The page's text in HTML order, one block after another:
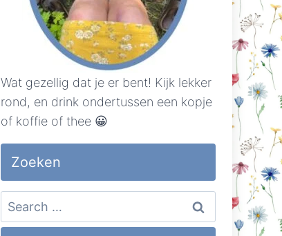
Wat gezellig dat je er bent! Kijk lekker
rond, en drink ondertussen een kopje
of koffie of thee 😀
Zoeken
Search
for: